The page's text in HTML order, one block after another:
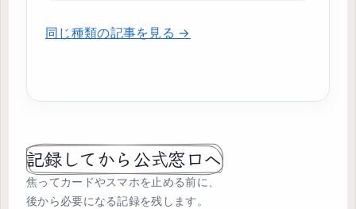
同じ種類の記事を見る →
記録してから公式窓口へ
焦ってカードやスマホを止める前に、
後から必要になる記録を残します。